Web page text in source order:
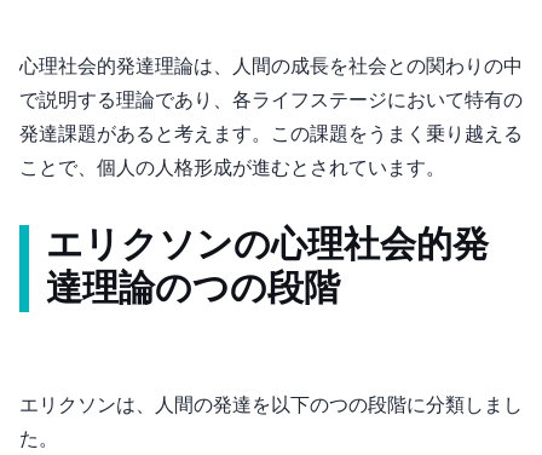
心理社会的発達理論は、人間の成長を社会との関わりの中
で説明する理論であり、各ライフステージにおいて特有の
発達課題があると考えます。この課題をうまく乗り越える
ことで、個人の人格形成が進むとされています。
エリクソンの心理社会的発
達理論の8つの段階
エリクソンは、人間の発達を以下の8つの段階に分類しまし
た。